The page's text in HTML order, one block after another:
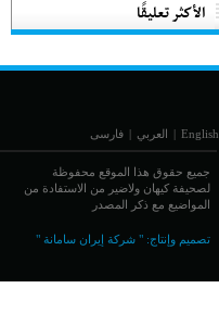
الأكثر تعليقًا
English
| العربي | فارسی
جميع حقوق هذا الموقع محفوظة
لصحيفة كيهان ولاضير من الاستفادة من
المواضيع مع ذكر المصدر
تصميم وإنتاج:" شركة إيران سامانة "